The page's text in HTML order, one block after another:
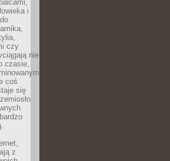
i
czy
nie
czasie,
coś
się
z